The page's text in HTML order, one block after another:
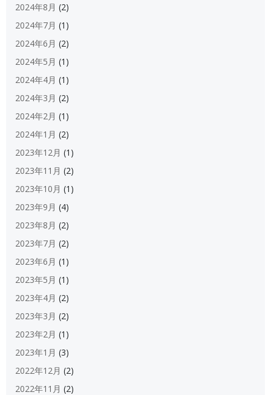
2024年8月 (2)
2024年7月 (1)
2024年6月 (2)
2024年5月 (1)
2024年4月 (1)
2024年3月 (2)
2024年2月 (1)
2024年1月 (2)
2023年12月 (1)
2023年11月 (2)
2023年10月 (1)
2023年9月 (4)
2023年8月 (2)
2023年7月 (2)
2023年6月 (1)
2023年5月 (1)
2023年4月 (2)
2023年3月 (2)
2023年2月 (1)
2023年1月 (3)
2022年12月 (2)
2022年11月 (2)